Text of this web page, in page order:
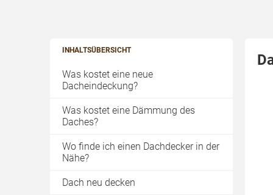
INHALTSÜBERSICHT
Was kostet eine neue
Dacheindeckung?
Was kostet eine Dämmung des
Daches?
Wo finde ich einen Dachdecker in der
Nähe?
Dach neu decken